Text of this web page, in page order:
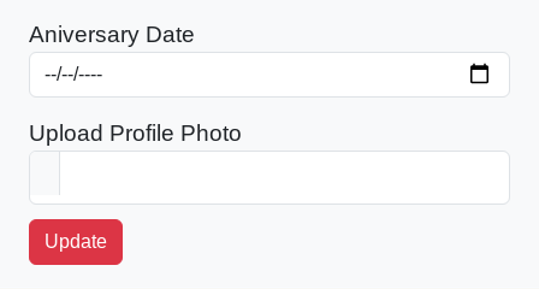
Aniversary Date
Upload Profile Photo
Update